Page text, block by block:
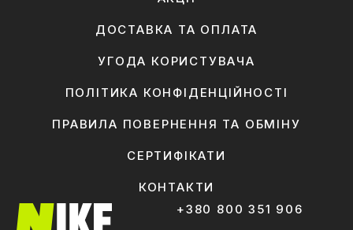
ДОСТАВКА ТА ОПЛАТА
УГОДА КОРИСТУВАЧА
ПОЛІТИКА КОНФІДЕНЦІЙНОСТІ
ПРАВИЛА ПОВЕРНЕННЯ ТА ОБМІНУ
СЕРТИФІКАТИ
КОНТАКТИ
+380 800 351 906